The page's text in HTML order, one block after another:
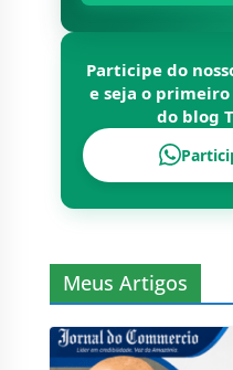
Participe do
e seja o
do blog
Meus Artigos